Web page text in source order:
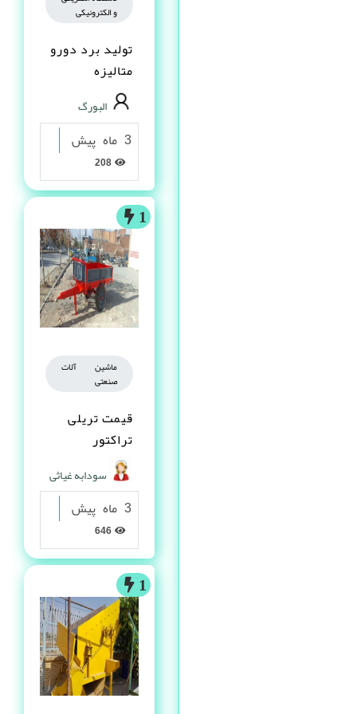
و الکترونیکی
تولید برد دورو
متالیزه
البورگ
3 ماه پیش
1
ماشین آلات
صنعتی
قیمت تریلی
تراکتور
سودابه غیاثی
3 ماه پیش
1